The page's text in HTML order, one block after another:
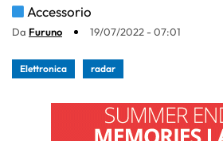
Accessorio
Da Furuno 19/07/2022 - 07:01
Elettronica radar